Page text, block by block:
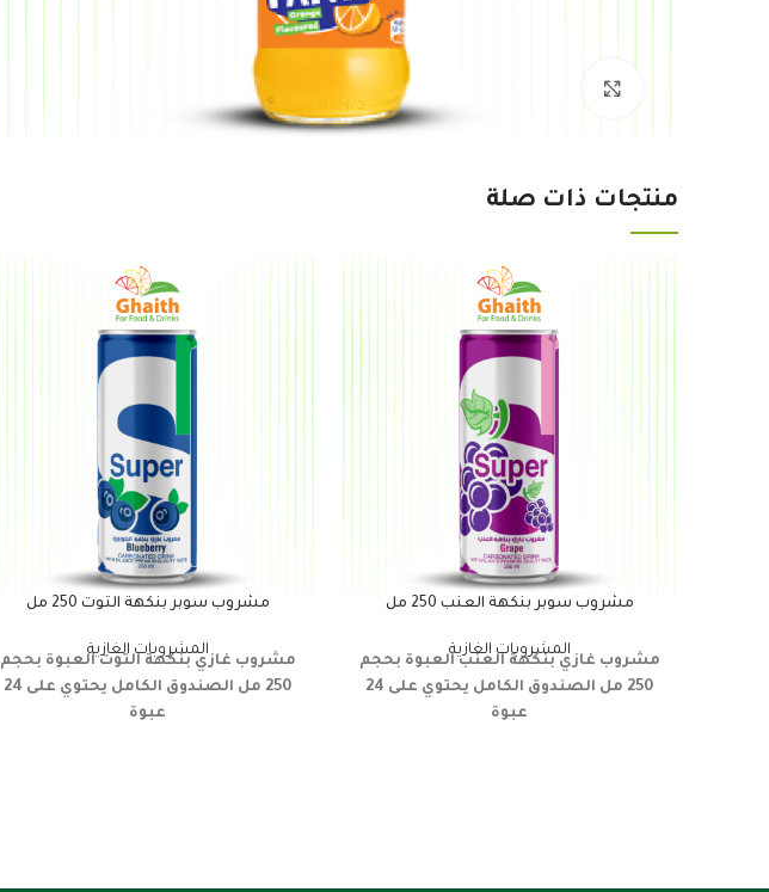
منتجات ذات صلة
مشروب سوبر بنكهة العنب 250 مل
المشروبات الغازية
مشروب غازي بنكهة العنب العبوة بحجم
250 مل
الصندوق الكامل يحتوي على 24
عبوة
مشروب سوبر بنكهة التوت 250 مل
المشروبات الغازية
مشروب غازي بنكهة التوت العبوة بحجم
250 مل
الصندوق الكامل يحتوي على 24
عبوة